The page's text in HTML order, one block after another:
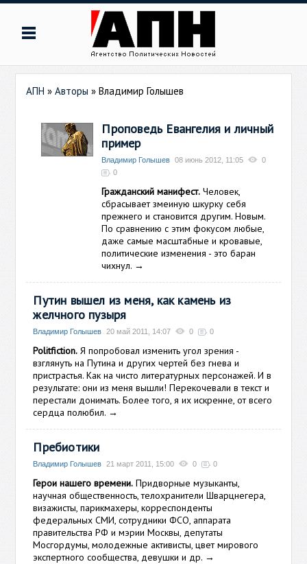
АПН »Авторы »Владимир Голышев
Проповедь Евангелия и личный
пример
Владимир Голышев 08 июнь 2012, 11:05
0
0
Гражданский манифест. Человек,
сбрасывает змеиную шкурку себя
прежнего и становится другим. Новым.
По сравнению с этим фокусом любые,
даже самые масштабные и кровавые,
политические изменения - это баран
чихнул. →
Путин вышел из меня, как камень из
желчного пузыря
Владимир Голышев 20 май 2011, 14:07 0 0
Politfiction. Я попробовал изменить угол зрения -
взглянуть на Путина и других чертей без гнева и
пристрастья. Как на чисто литературных персонажей. И в
результате: они из меня вышли! Перекочевали в текст и
перестали донимать. Более того, я их искренне, от всего
сердца полюбил. →
Пребиотики
Владимир Голышев 21 март 2011, 15:00 0 0
Герои нашего времени. Придворные музыканты,
научная общественность, телохранители Шварцнегера,
визажисты, парикмахеры, корреспонденты
федеральных СМИ, сотрудники ФСО, аппарата
правительства РФ и мэрии Москвы, депутаты
Мосгордумы, молодежные активисты, цвет мирового
экспертного сообщества, девушки и др. →